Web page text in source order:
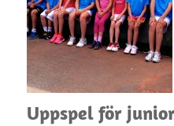
Uppspel för